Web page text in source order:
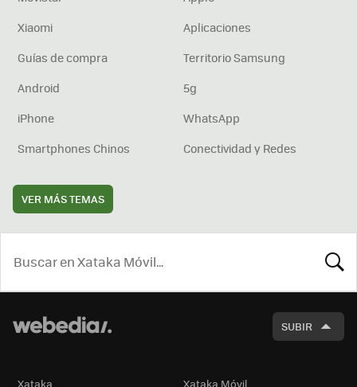
Xiaomi
Aplicaciones
Guías de compra
Territorio Samsung
Android
5g
iPhone
WhatsApp
Smartphones Chinos
Conectividad y Redes
VER MÁS TEMAS
SUBIR
Xataka Xataka Móvil